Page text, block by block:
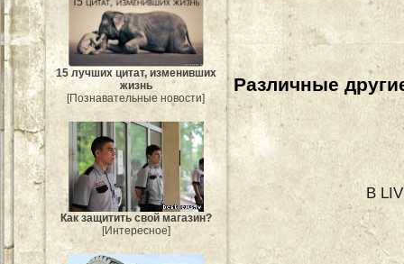
15 лучших цитат, изменивших
жизнь
[Познавательные новости]
Как защитить свой магазин?
[Интересное]
Различные
В